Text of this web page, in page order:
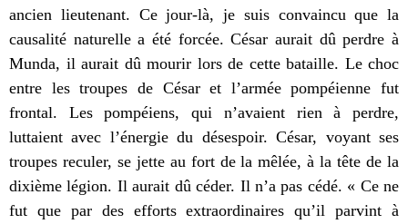
ancien lieutenant. Ce jour-là, je suis convaincu que la
causalité naturelle a été forcée. César aurait dû perdre à
Munda, il aurait dû mourir lors de cette bataille. Le choc
entre les troupes de César et l’armée pompéienne fut
frontal. Les pompéiens, qui n’avaient rien à perdre,
luttaient avec l’énergie du désespoir. César, voyant ses
troupes reculer, se jette au fort de la mêlée, à la tête de la
dixième légion. Il aurait dû céder. Il n’a pas cédé. « Ce ne
fut que par des efforts extraordinaires qu’il parvint à